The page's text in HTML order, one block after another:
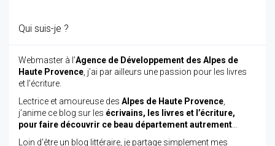
Qui suis-je ?
Webmaster à l’Agence de Développement des Alpes de
Haute Provence , j’ai par ailleurs une passion pour les livres
et l’écriture.
Lectrice et amoureuse des Alpes de Haute Provence
j’anime ce blog sur les écrivains, les livres et l’écriture,
pour faire découvrir ce beau département autrement
Loin d'être un blog littéraire, je partage simplement mes